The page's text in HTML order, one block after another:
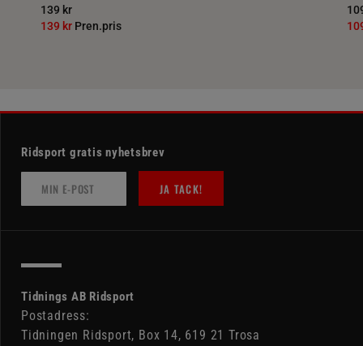
139 kr
139 kr Pren.pris
Ridsport gratis nyhetsbrev
JA TACK!
Tidnings AB Ridsport
Postadress:
Tidningen Ridsport, Box 14, 619 21 Trosa